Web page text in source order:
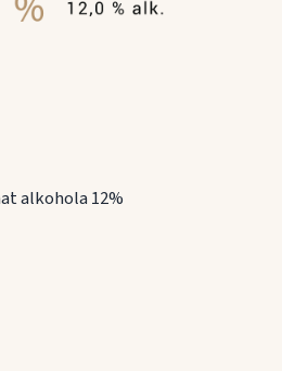
alkohola 12%